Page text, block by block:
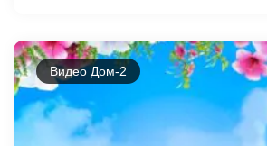
Видео Дом-2